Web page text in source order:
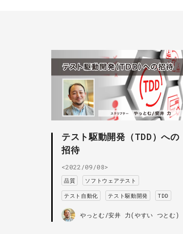
テスト駆動開発（TDD）への
招待
<2022/09/08>
品質 ソフトウェアテスト
テスト自動化 テスト駆動開発 TDD
やっとむ/安井 力(やすい つとむ)